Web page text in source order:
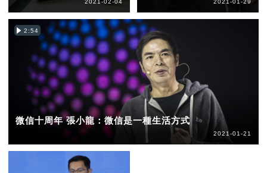
2021-02-04 2021-01-29
2:54
微信十周年 張小龍：微信是一種生活方式
2021-01-21